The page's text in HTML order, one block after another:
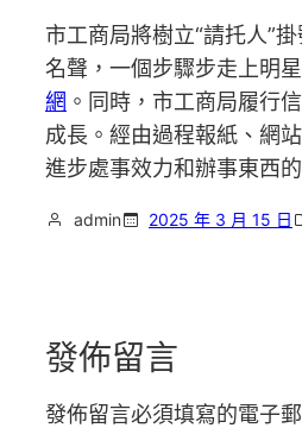
市工商局將樹立“請托人”
名聲，一個步驟步走上明
網 。同時，市工商局履行
成長。經由過程報紙、網
進步處事效力和辦事東西的
admin 2025 年 3 月 15 日
發佈留言
發佈留言必須填寫的電子